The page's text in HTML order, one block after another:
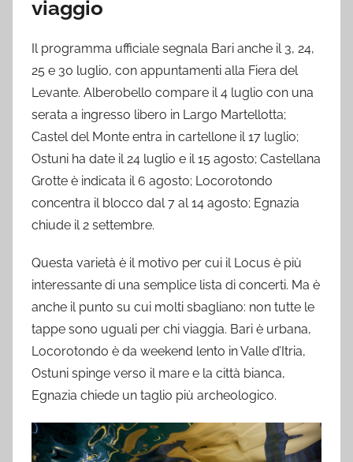
viaggio
Il programma ufficiale segnala Bari anche il 3, 24,
25 e 30 luglio, con appuntamenti alla Fiera del
Levante. Alberobello compare il 4 luglio con una
serata a ingresso libero in Largo Martellotta;
Castel del Monte entra in cartellone il 17 luglio;
Ostuni ha date il 24 luglio e il 15 agosto; Castellana
Grotte è indicata il 6 agosto; Locorotondo
concentra il blocco dal 7 al 14 agosto; Egnazia
chiude il 2 settembre.
Questa varietà è il motivo per cui il Locus è più
interessante di una semplice lista di concerti. Ma è
anche il punto su cui molti sbagliano: non tutte le
tappe sono uguali per chi viaggia. Bari è urbana,
Locorotondo è da weekend lento in Valle d’Itria,
Ostuni spinge verso il mare e la città bianca,
Egnazia chiede un taglio più archeologico.